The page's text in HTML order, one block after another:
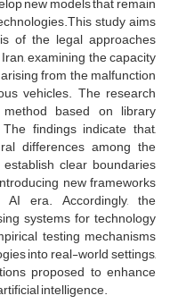
study aims
of the legal approaches
examining the capacity
from the malfunction
vehicles. The research
based on library
findings indicate that,
differences among the
clear boundaries
new frameworks
era. Accordingly, the
systems for technology
testing mechanisms
into real-world settings,
proposed to enhance
intelligence.